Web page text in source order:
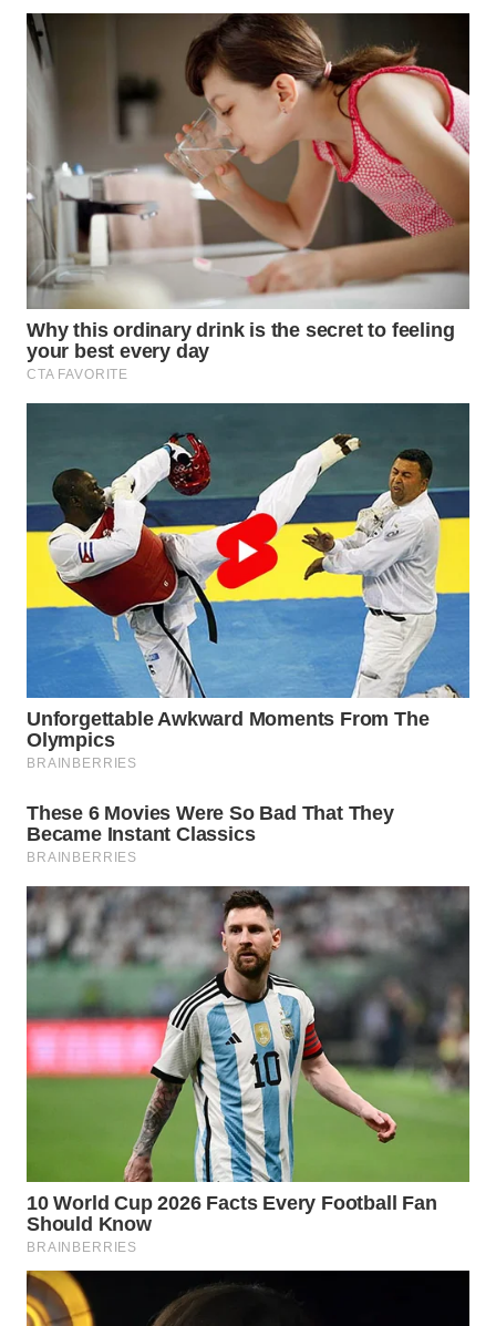
INFRASTRUKTUR
WAHANA
LISTRIK
WAHANA
TRAVEL
WAHANA
TV
WAHANANEWS
CO ID
WAHANANEWS
NET
WAHANA
WAHANA
UMKM
WAHANA
SELEB
WAHANA
PERSONA
WAHANA
OTOMOTIF
WAHANA
WISATA
LAPAK
WAHANA